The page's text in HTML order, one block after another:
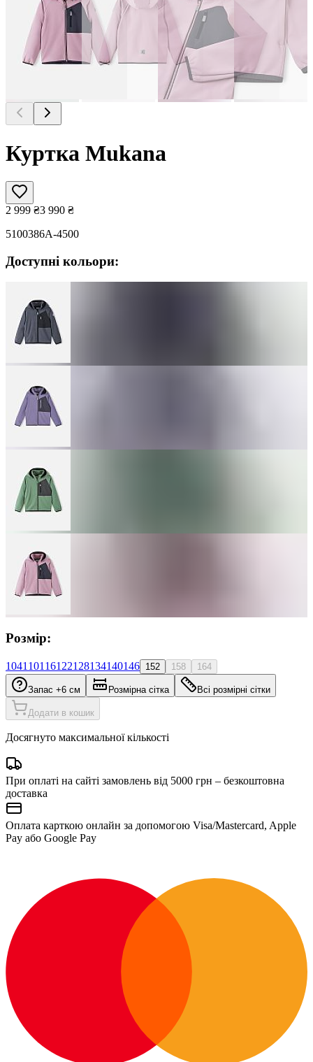
Куртка Mukana
2 999 ₴3 990 ₴
5100386A-4500
Доступні кольори:
Розмір:
104110116122128134140146 152 158 164
Запас +6 см Розмірна сітка Всі розмірні сітки
Додати в кошик
Досягнуто максимальної кількості
При оплаті на сайті замовлень від 5000 грн – безкоштовна
доставка
Оплата карткою онлайн за допомогою Visa/Mastercard, Apple
Pay або Google Pay